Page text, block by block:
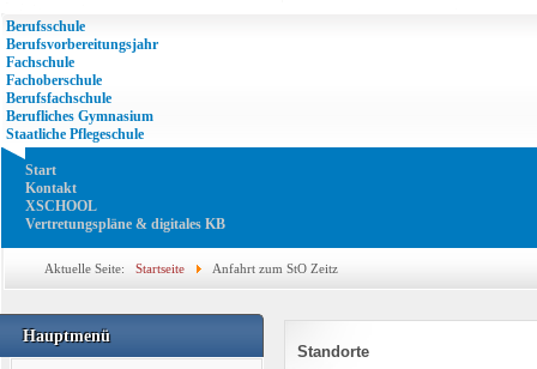
Berufsschule
Berufsvorbereitungsjahr
Fachschule
Fachoberschule
Berufsfachschule
Berufliches Gymnasium
Staatliche Pflegeschule
Start
Kontakt
XSCHOOL
Vertretungspläne & digitales KB
Aktuelle Seite: Startseite Anfahrt zum StO Zeitz
Hauptmenü
Standorte